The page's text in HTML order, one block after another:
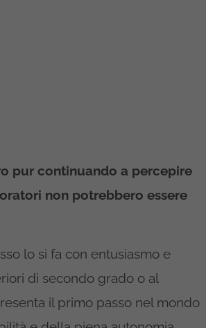
pur continuando a percepire
non potrebbero essere
lo si fa con entusiasmo e
di secondo grado o al
il primo passo nel mondo